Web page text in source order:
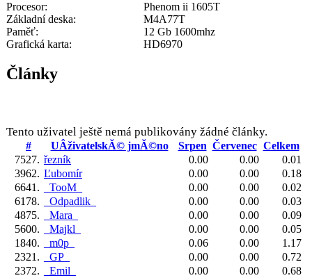
Procesor:
Phenom ii 1605T
Základní deska:
M4A77T
Paměť:
12 Gb 1600mhz
Grafická karta:
HD6970
Články
Tento uživatel ještě nemá publikovány žádné články.
# UÂživatelskĂ© jmĂ©no Srpen Červenec Celkem
7527. řezník 0.00 0.00
0.01
3962. Ľubomír 0.00 0.00
0.18
6641.
_TooM_ 0.00 0.00
0.02
6178.
_Odpadlik_ 0.00 0.00
0.03
4875.
_Mara_ 0.00 0.00
0.09
5600.
_Majkl_ 0.00 0.00
0.05
1840.
_m0p_ 0.06 0.00
1.17
2321.
_GP_ 0.00 0.00
0.72
2372.
_Emil_ 0.00 0.00
0.68